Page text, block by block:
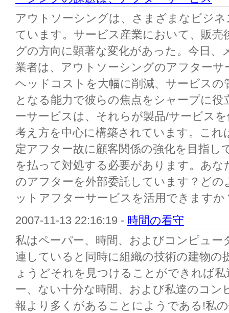
アウトソーシングは、さまざまなビジ
ています。サービス産業において、販
グの方向に顕著な変化があった。今日、
業者は、アウトソーシングのアフター
ヘッドコストを大幅に削減、サービス
となる能力で彼らの焦点をシャープに
ーサービスは、それらが製品/サービス
考え方を中心に構築されています。こ
定アフター故に顧客関係の強化を目指し
を払って対処する必要があります。あ
のアフターを外部委託しています？ど
ットアフターサービスを活用できます
2007-11-13 22:16:19 - 時間の看守
私はペーパー、時間、およびコンピュ
連していると同時に組織の技術の建物の
ょうどそれを見つけることができれば
ー、ない十分な時間、および私達のコ
報より多くがあることにようである!私